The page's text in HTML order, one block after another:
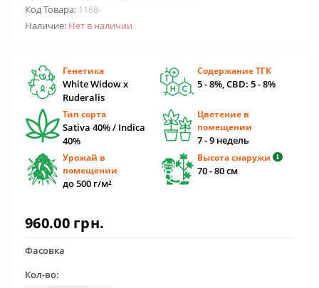
Код Товара: 1168-
Наличие: Нет в наличии
Генетика
White Widow x
Ruderalis
Содержание ТГК
5 - 8%, CBD: 5 - 8%
Тип сорта
Sativa 40% / Indica
40%
Цветение в
помещении
7 - 9 недель
Урожай в
помещении
до 500 г/м²
Высота снаружи
70 - 80 см
960.00 грн.
Фасовка
Кол-во: